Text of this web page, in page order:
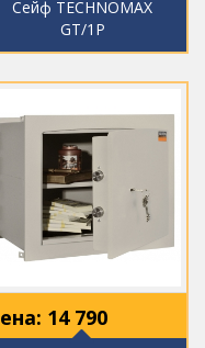
Сейф TECHNOMAX
GT/1P
14 790